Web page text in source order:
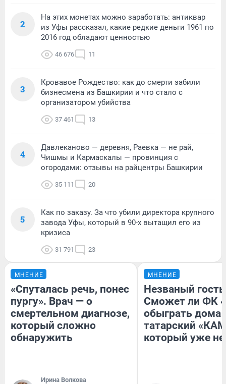
2
На этих монетах можно заработать: антиквар
из Уфы рассказал, какие редкие деньги 1961 по
2016 год обладают ценностью
46 676 11
3
Кровавое Рождество: как до смерти забили
бизнесмена из Башкирии и что стало с
организатором убийства
37 461 13
4
Давлеканово — деревня, Раевка — не рай,
Чишмы и Кармаскалы — провинция с
огородами: отзывы на райцентры Башкирии
35 111 20
5
Как по заказу. За что убили директора крупного
завода Уфы, который в 90-х вытащил его из
кризиса
31 791 23
МНЕНИЕ
«Спуталась речь, понес
пургу». Врач — о
смертельном диагнозе,
который сложно
обнаружить
Ирина Волкова
МНЕНИЕ
Незваный
Сможет ли ФК
обыграть дома
татарский
который уже не